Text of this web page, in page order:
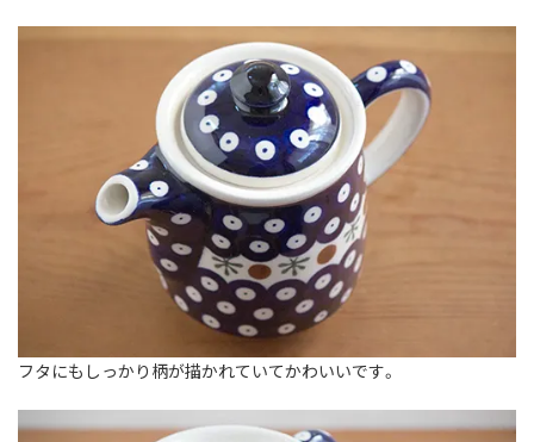
フタにもしっかり柄が描かれていてかわいいです。